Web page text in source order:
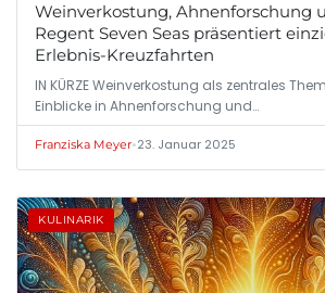
Weinverkostung, Ahnenforschung
Regent Seven Seas präsentiert
Erlebnis-Kreuzfahrten
IN KÜRZE Weinverkostung als zentrales
Einblicke in Ahnenforschung und…
Franziska Meyer•23. Januar 2025
KULINARIK